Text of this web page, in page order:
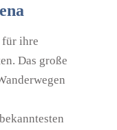
für ihre
Das große